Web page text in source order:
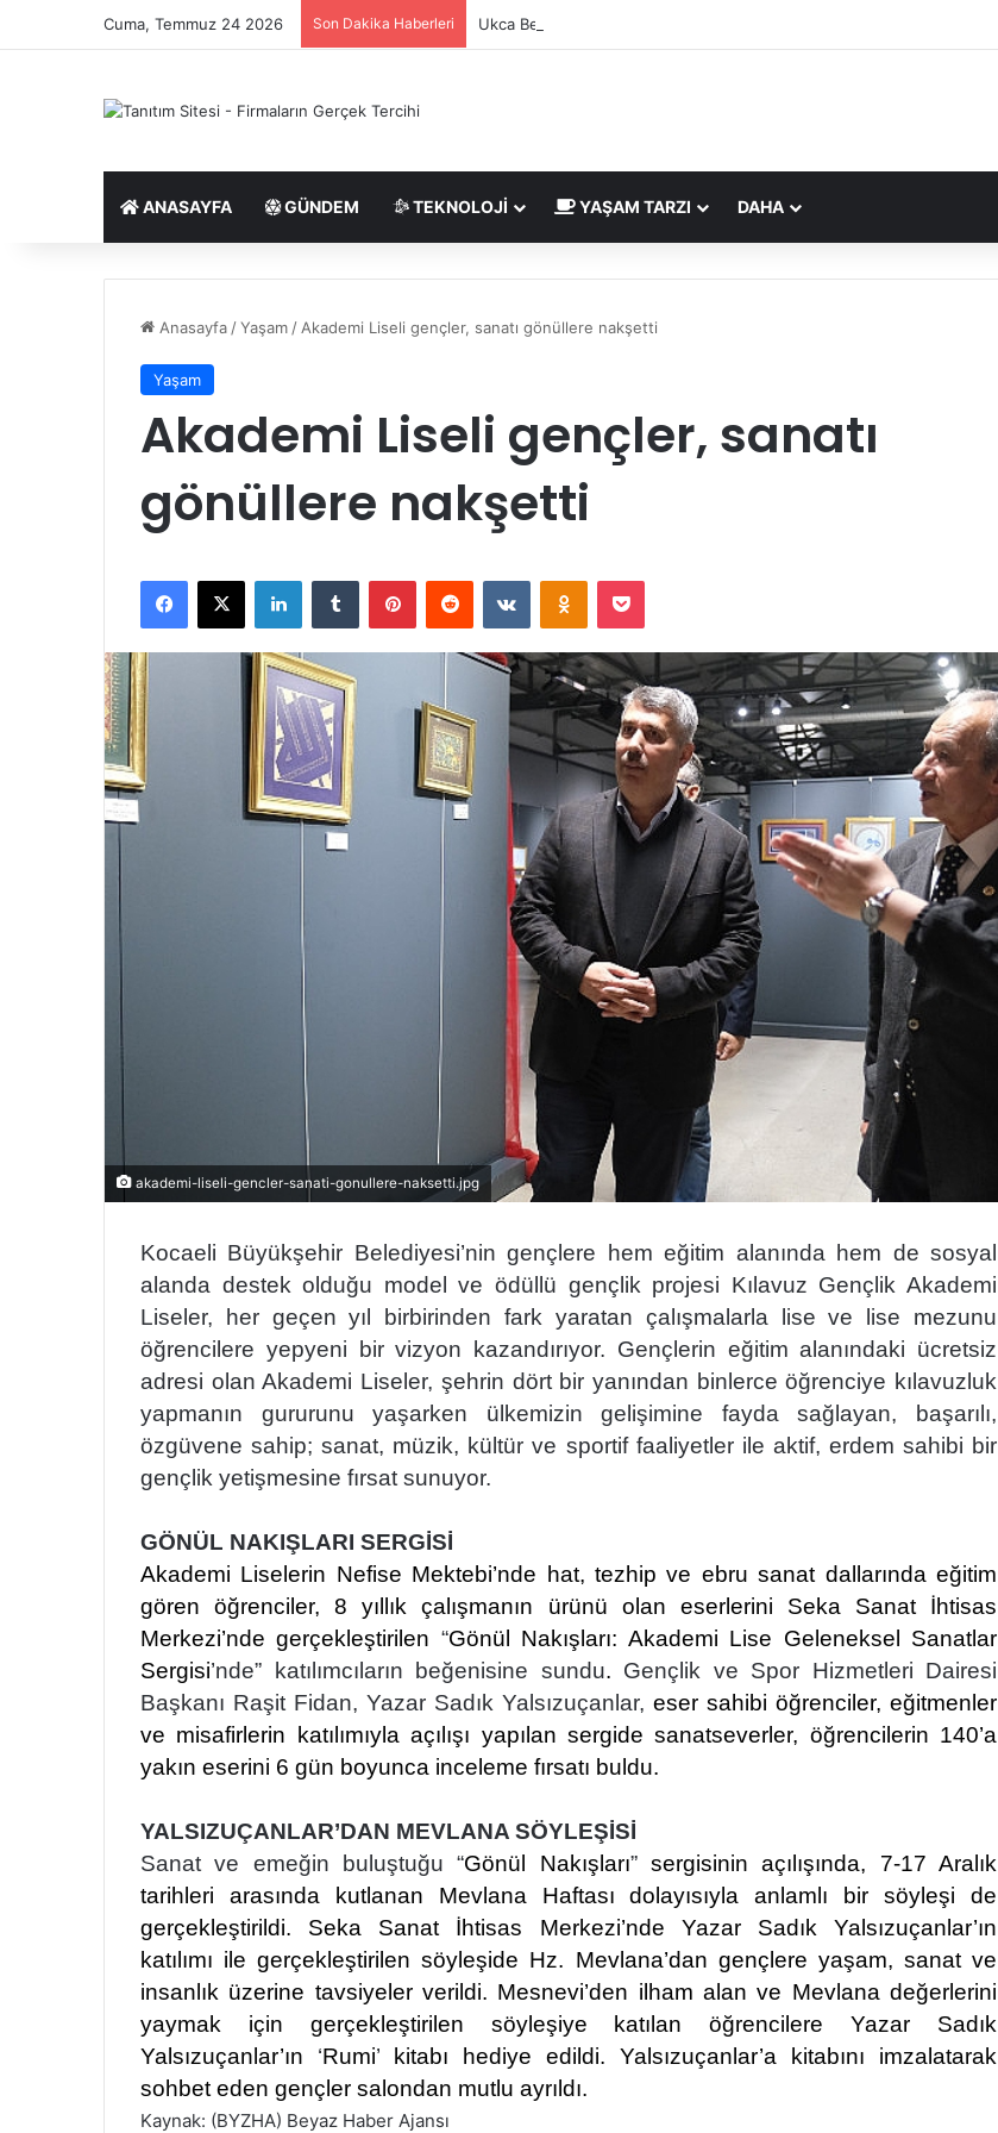
Cuma, Temmuz 24 2026 Son Dakika Haberleri Ukca Belgesi İngiltere Pazarı İçin Yeni Uygunluk İşareti
ANASAYFA GÜNDEM TEKNOLOJI YAŞAM TARZI DAHA
Anasayfa /Yaşam / Akademi Liseli gençler, sanatı gönüllere nakşetti
Yaşam
Akademi Liseli gençler, sanatı
gönüllere nakşetti
akademi-liseli-gencler-sanati-gonullere-naksetti.jpg
Kocaeli Büyükşehir Belediyesi’nin gençlere hem eğitim alanında hem de sosyal
alanda destek olduğu model ve ödüllü gençlik projesi Kılavuz Gençlik Akademi
Liseler, her geçen yıl birbirinden fark yaratan çalışmalarla lise ve lise mezunu
öğrencilere yepyeni bir vizyon kazandırıyor. Gençlerin eğitim alanındaki ücretsiz
adresi olan Akademi Liseler, şehrin dört bir yanından binlerce öğrenciye kılavuzluk
yapmanın gururunu yaşarken ülkemizin gelişimine fayda sağlayan, başarılı,
özgüvene sahip; sanat, müzik, kültür ve sportif faaliyetler ile aktif, erdem sahibi bir
gençlik yetişmesine fırsat sunuyor.
GÖNÜL NAKIŞLARI SERGİSİ
Akademi Liselerin Nefise Mektebi’nde hat, tezhip ve ebru sanat dallarında eğitim
gören öğrenciler, 8 yıllık çalışmanın ürünü olan eserlerini Seka Sanat İhtisas
Merkezi’nde gerçekleştirilen “Gönül Nakışları: Akademi Lise Geleneksel Sanatlar
Sergisi’nde” katılımcıların beğenisine sundu. Gençlik ve Spor Hizmetleri Dairesi
Başkanı Raşit Fidan, Yazar Sadık Yalsızuçanlar, eser sahibi öğrenciler, eğitmenler
ve misafirlerin katılımıyla açılışı yapılan sergide sanatseverler, öğrencilerin 140’a
yakın eserini 6 gün boyunca inceleme fırsatı buldu.
YALSIZUÇANLAR’DAN MEVLANA SÖYLEŞİSİ
Sanat ve emeğin buluştuğu “Gönül Nakışları”sergisinin açılışında, 7-17 Aralık
tarihleri arasında kutlanan Mevlana Haftası dolayısıyla anlamlı bir söyleşi de
gerçekleştirildi. Seka Sanat İhtisas Merkezi’nde Yazar Sadık Yalsızuçanlar’ın
katılımı ile gerçekleştirilen söyleşide Hz. Mevlana’dan gençlere yaşam, sanat ve
insanlık üzerine tavsiyeler verildi. Mesnevi’den ilham alan ve Mevlana değerlerini
yaymak için gerçekleştirilen söyleşiye katılan öğrencilere Yazar Sadık
Yalsızuçanlar’ın ‘Rumi’ kitabı hediye edildi. Yalsızuçanlar’a kitabını imzalatarak
sohbet eden gençler salondan mutlu ayrıldı.
Kaynak: (BYZHA) Beyaz Haber Ajansı